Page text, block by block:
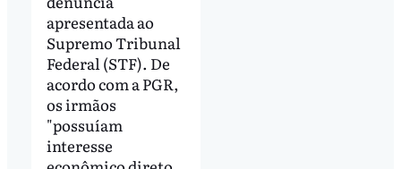
apresentada ao
Supremo Tribunal
Federal (STF). De
acordo com a PGR,
os irmãos
"possuíam
interesse